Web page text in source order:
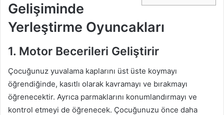
Gelişiminde
Yerleştirme Oyuncakları
1. Motor Becerileri Geliştirir
Çocuğunuz yuvalama kaplarını üst üste koymayı
öğrendiğinde, kasıtlı olarak kavramayı ve bırakmayı
öğrenecektir. Ayrıca parmaklarını konumlandırmayı ve
kontrol etmeyi de öğrenecek. Çocuğunuzu önce daha